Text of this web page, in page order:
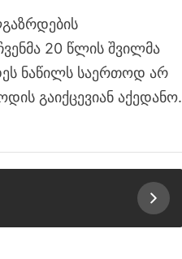
20 წლის შვილმა
ნაწილს საერთოდ არ
გაიქცევიან აქედანო.